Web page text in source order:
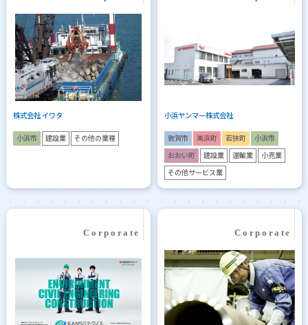
株式会社 イワタ
小浜市 建設業 その他の業種
小浜ヤンマー株式会社
敦賀市 美浜町 若狭町 小浜市
おおい町 建設業 運輸業 小売業
その他サービス業